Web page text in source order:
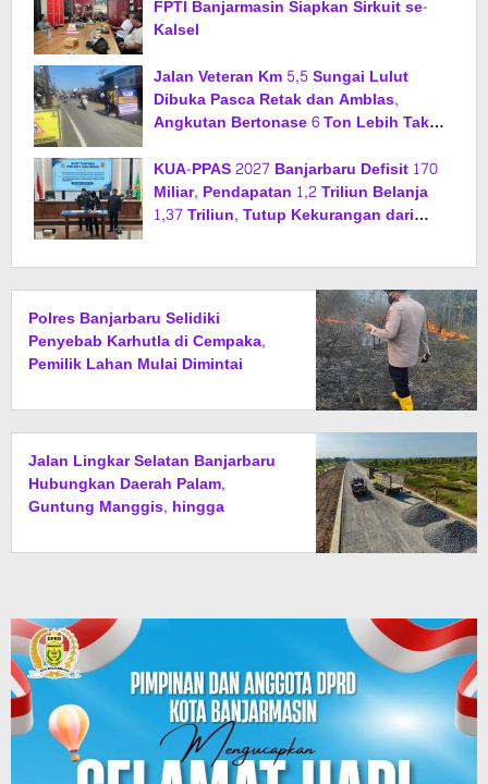
FPTI Banjarmasin Siapkan Sirkuit se-
Kalsel
Jalan Veteran Km 5,5 Sungai Lulut
Dibuka Pasca Retak dan Amblas,
Angkutan Bertonase 6 Ton Lebih Tak
KUA-PPAS 2027 Banjarbaru Defisit 170
Miliar, Pendapatan 1,2 Triliun Belanja
1,37 Triliun, Tutup Kekurangan dari
Polres Banjarbaru Selidiki
Penyebab Karhutla di Cempaka,
Pemilik Lahan Mulai Dimintai
Jalan Lingkar Selatan Banjarbaru
Hubungkan Daerah Palam,
Guntung Manggis, hingga
dan Buka Kawasan Baru